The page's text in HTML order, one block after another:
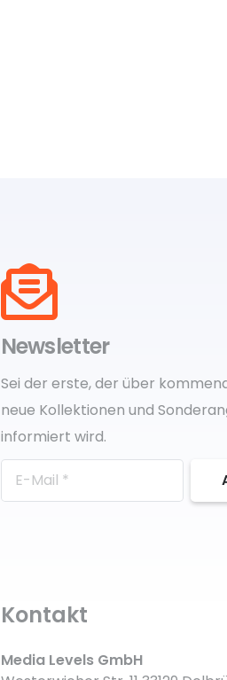
Newsletter
Sei der erste, der über
neue Kollektionen und
informiert wird.
Kontakt
Media Levels GmbH